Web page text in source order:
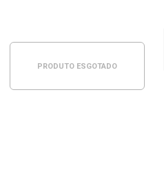
PRODUTO ESGOTADO